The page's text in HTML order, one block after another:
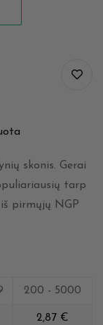
skonis. Gerai
tarp
pirmųjų NGP
200 - 5000
2,87 €